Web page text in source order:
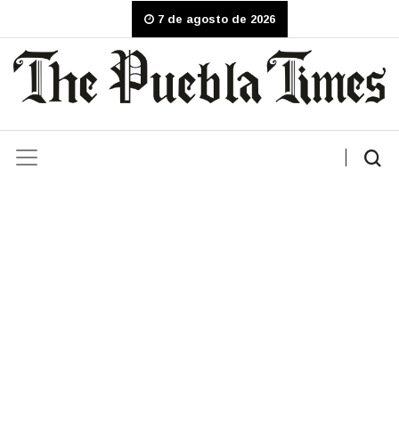
7 de agosto de 2026